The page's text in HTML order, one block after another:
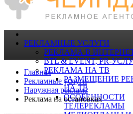
РЕКЛАМНЫЕ УСЛУГИ
РЕКЛАМА В
BTL & EVENT, PR-
РЕКЛАМА НА ТВ
РАЗМЕЩЕНИЕ
НА ТВ
ОСОБЕННОСТИ
ТЕЛЕРЕКЛАМЫ
Главная
Рекламные услуги
Наружная реклама
Реклама на остановках